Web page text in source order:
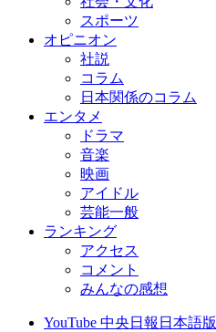
スポーツ
オピニオン
社説
コラム
日本関係のコラム
エンタメ
ドラマ
音楽
映画
アイドル
芸能一般
ランキング
アクセス
コメント
みんなの感想
YouTube 中央日報日本語版